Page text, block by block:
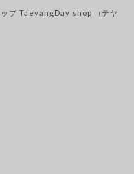
プ TaeyangDay shop （テヤ